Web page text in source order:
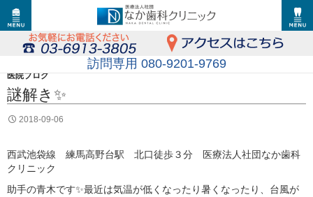
訪問専用 080-9201-9769
医院ブログ
謎解き✨
2018-09-06
西武池袋線 練馬高野台駅 北口徒歩３分 医療法人社団なか歯科
クリニック
助手の青木です✨最近は気温が低くなったり暑くなったり、台風が